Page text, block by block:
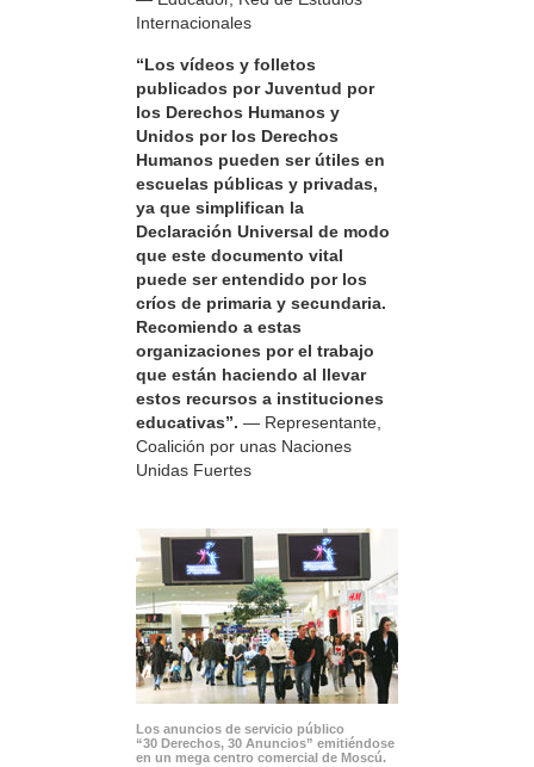
Internacionales
“Los vídeos y folletos
publicados por Juventud por
los Derechos Humanos y
Unidos por los Derechos
Humanos pueden ser útiles en
escuelas públicas y privadas,
ya que simplifican la
Declaración Universal de modo
que este documento vital
puede ser entendido por los
críos de primaria y secundaria.
Recomiendo a estas
organizaciones por el trabajo
que están haciendo al llevar
estos recursos a instituciones
educativas”. — Representante,
Coalición por unas Naciones
Unidas Fuertes
Los anuncios de servicio público
“30 Derechos, 30 Anuncios” emitiéndose
en un mega centro comercial de Moscú.